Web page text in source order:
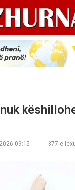
09:15 877 e